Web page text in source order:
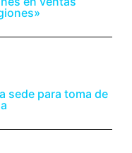
sede para toma de